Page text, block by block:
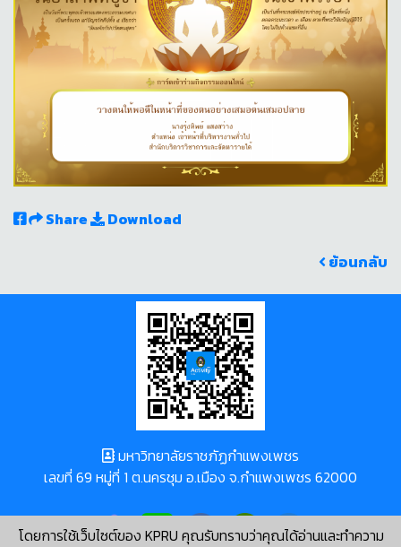
Share
Download
ย้อนกลับ
โดยการใช้เว็บไซต์ของ KPRU คุณรับทราบว่าคุณได้อ่านและทำความ
มหาวิทยาลัยราชภัฏกำแพงเพชร
เลขที่ 69 หมู่ที่ 1 ต.นครชุม อ.เมือง จ.กำแพงเพชร 62000